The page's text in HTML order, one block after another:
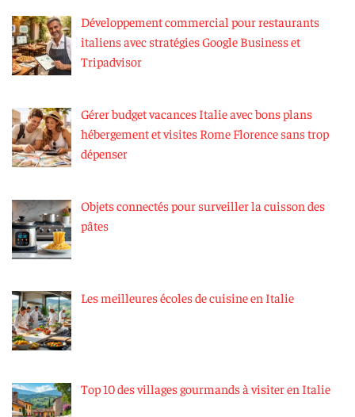
Développement commercial pour restaurants
italiens avec stratégies Google Business et
Tripadvisor
Gérer budget vacances Italie avec bons plans
hébergement et visites Rome Florence sans trop
dépenser
Objets connectés pour surveiller la cuisson des
pâtes
Les meilleures écoles de cuisine en Italie
Top 10 des villages gourmands à visiter en Italie